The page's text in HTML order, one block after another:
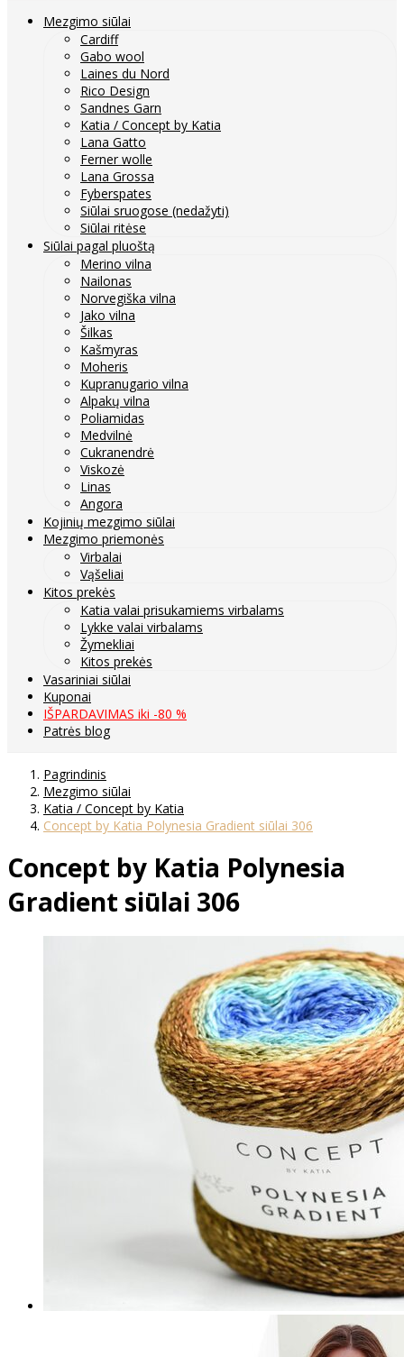
Mezgimo siūlai
Cardiff
Gabo wool
Laines du Nord
Rico Design
Sandnes Garn
Katia / Concept by Katia
Lana Gatto
Ferner wolle
Lana Grossa
Fyberspates
Siūlai sruogose (nedažyti)
Siūlai ritėse
Siūlai pagal pluoštą
Merino vilna
Nailonas
Norvegiška vilna
Jako vilna
Šilkas
Kašmyras
Moheris
Kupranugario vilna
Alpakų vilna
Poliamidas
Medvilnė
Cukranendrė
Viskozė
Linas
Angora
Kojinių mezgimo siūlai
Mezgimo priemonės
Virbalai
Vąšeliai
Kitos prekės
Katia valai prisukamiems virbalams
Lykke valai virbalams
Žymekliai
Kitos prekės
Vasariniai siūlai
Kuponai
IŠPARDAVIMAS iki -80 %
Patrės blog
Pagrindinis
Mezgimo siūlai
Katia / Concept by Katia
Concept by Katia Polynesia Gradient siūlai 306
Concept by Katia Polynesia
Gradient siūlai 306